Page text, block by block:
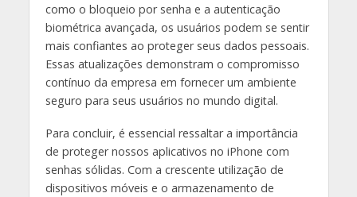
como o bloqueio por senha e a autenticação
biométrica avançada, os usuários podem se sentir
mais confiantes ao proteger seus dados pessoais.
Essas atualizações demonstram o compromisso
contínuo da empresa em fornecer um ambiente
seguro para seus usuários no mundo digital.
Para concluir, é essencial ressaltar a importância
de proteger nossos aplicativos no iPhone com
senhas sólidas. Com a crescente utilização de
dispositivos móveis e o armazenamento de